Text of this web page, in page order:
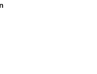
think you’ll